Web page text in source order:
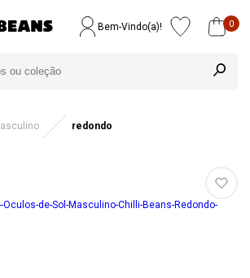
Bem-Vindo(a)! 0
redondo